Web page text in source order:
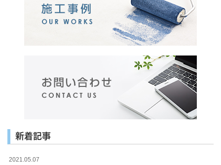
新着記事
2021.05.07